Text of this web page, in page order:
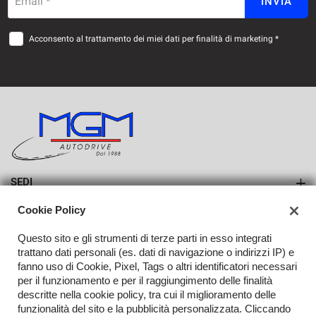
Acconsento al trattamento dei miei dati per finalità di marketing *
SEDI
Sede di Erba
Sede di Lurago d'Erba
Azienda
Contatti
Cookie Policy
Questo sito e gli strumenti di terze parti in esso integrati
trattano dati personali (es. dati di navigazione o indirizzi IP) e
fanno uso di Cookie, Pixel, Tags o altri identificatori necessari
per il funzionamento e per il raggiungimento delle finalità
descritte nella cookie policy, tra cui il miglioramento delle
funzionalità del sito e la pubblicità personalizzata. Cliccando